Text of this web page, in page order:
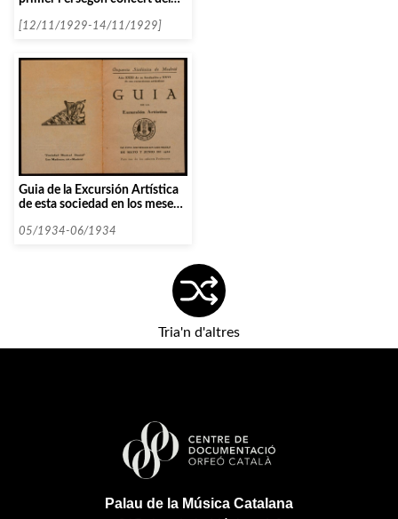
[12/11/1929-14/11/1929]
Guia de la Excursión Artística
de esta sociedad en los meses
05/1934-06/1934
Tria'n d'altres
Palau de la Música Catalana